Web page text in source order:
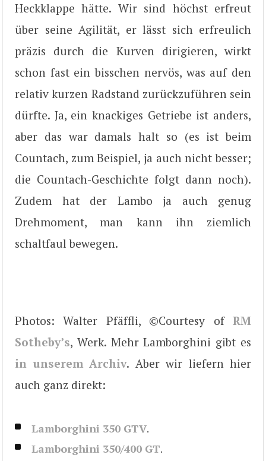
Heckklappe hätte. Wir sind höchst erfreut
über seine Agilität, er lässt sich erfreulich
präzis durch die Kurven dirigieren, wirkt
schon fast ein bisschen nervös, was auf den
relativ kurzen Radstand zurückzuführen sein
dürfte. Ja, ein knackiges Getriebe ist anders,
aber das war damals halt so (es ist beim
Countach, zum Beispiel, ja auch nicht besser;
die Countach-Geschichte folgt dann noch).
Zudem hat der Lambo ja auch genug
Drehmoment, man kann ihn ziemlich
schaltfaul bewegen.
Photos: Walter Pfäffli, ©Courtesy of RM
Sotheby’s, Werk. Mehr Lamborghini gibt es
in unserem Archiv. Aber wir liefern hier
auch ganz direkt:
Lamborghini 350 GTV.
Lamborghini 350/400 GT.